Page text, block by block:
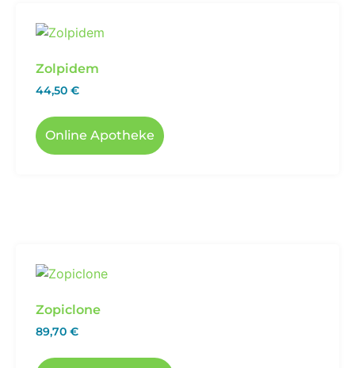
Zolpidem
44,50 €
Online Apotheke
Zopiclone
89,70 €